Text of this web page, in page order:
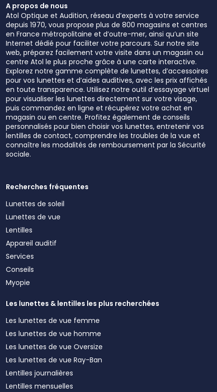
A propos de nous
Atol Optique et Audition, réseau d’experts à votre service
depuis 1970, vous propose plus de 800 magasins et centres
en France métropolitaine et d’outre-mer, ainsi qu’un site
Internet dédié pour faciliter votre parcours. Sur notre site
web, préparez facilement votre visite dans un magasin ou
centre Atol le plus proche grâce à une carte interactive.
Explorez notre gamme complète de lunettes, d’accessoires
pour vos lunettes et d’aides auditives, avec les prix affichés
en toute transparence. Utilisez notre outil d’essayage virtuel
pour visualiser les lunettes directement sur votre visage,
puis commandez en ligne et récupérez votre achat en
magasin ou en centre. Profitez également de conseils
personnalisés pour bien choisir vos lunettes, entretenir vos
lentilles de contact, comprendre les troubles de la vue et
connaître les modalités de remboursement par la Sécurité
sociale.
Recherches fréquentes
Lunettes de soleil
Lunettes de vue
Lentilles
Appareil auditif
Services
Conseils
Myopie
Les lunettes & lentilles les plus recherchées
Les lunettes de vue femme
Les lunettes de vue homme
Les lunettes de vue Oversize
Les lunettes de vue Ray-Ban
Lentilles journalières
Lentilles mensuelles